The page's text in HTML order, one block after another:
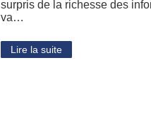
surpris de la richesse des
va…
Lire la suite